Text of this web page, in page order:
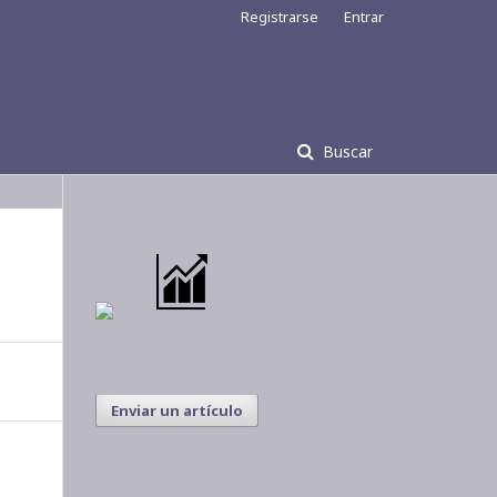
Buscar
Registrarse Entrar
Enviar un artículo